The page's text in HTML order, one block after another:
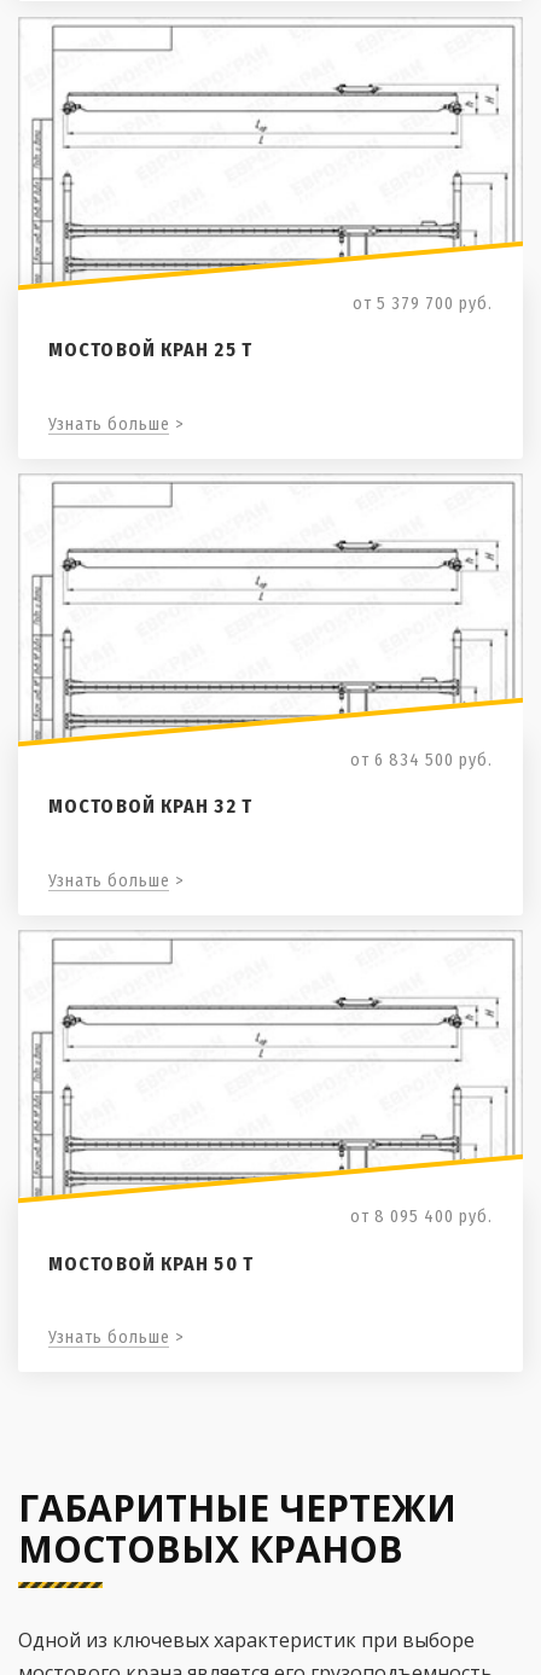
от 5 379 700 руб.
МОСТОВОЙ КРАН 25 Т
Узнать больше >
от 6 834 500 руб.
МОСТОВОЙ КРАН 32 Т
Узнать больше >
от 8 095 400 руб.
МОСТОВОЙ КРАН 50 Т
Узнать больше >
ГАБАРИТНЫЕ ЧЕРТЕЖИ
МОСТОВЫХ КРАНОВ
Одной из ключевых характеристик при выборе